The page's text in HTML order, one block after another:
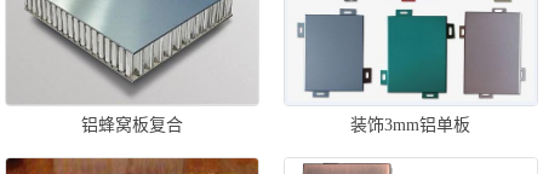
铝蜂窝板复合 装饰3mm铝单板